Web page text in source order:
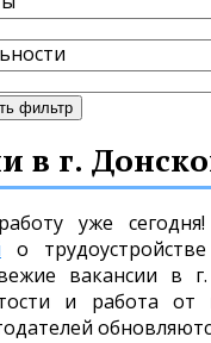
фильтр
в г.
уже
о
вакансии в
и работа от